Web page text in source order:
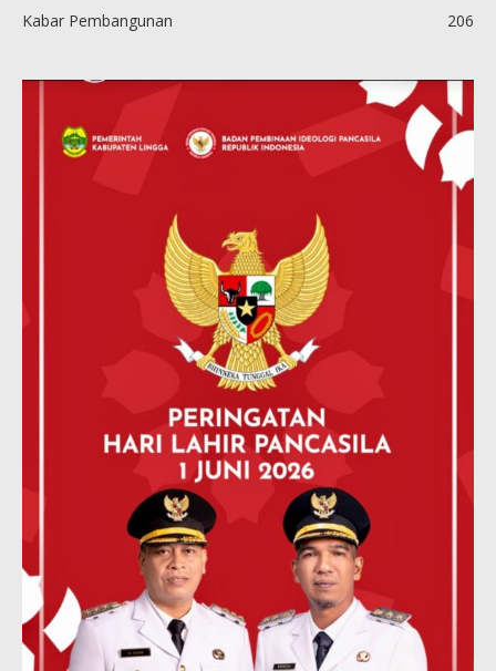
Kabar Pembangunan
206